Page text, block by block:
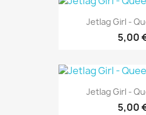
Jetlag Girl -
5,00
Jetlag Girl -
5,00